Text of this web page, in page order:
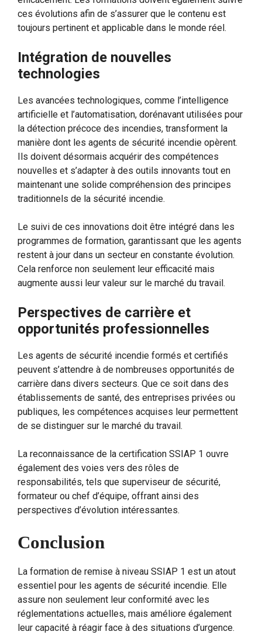
ces évolutions afin de s’assurer que le contenu est
toujours pertinent et applicable dans le monde réel.
Intégration de nouvelles
technologies
Les avancées technologiques, comme l’intelligence
artificielle et l’automatisation, dorénavant utilisées pour
la détection précoce des incendies, transforment la
manière dont les agents de sécurité incendie opèrent.
Ils doivent désormais acquérir des compétences
nouvelles et s’adapter à des outils innovants tout en
maintenant une solide compréhension des principes
traditionnels de la sécurité incendie.
Le suivi de ces innovations doit être intégré dans les
programmes de formation, garantissant que les agents
restent à jour dans un secteur en constante évolution.
Cela renforce non seulement leur efficacité mais
augmente aussi leur valeur sur le marché du travail.
Perspectives de carrière et
opportunités professionnelles
Les agents de sécurité incendie formés et certifiés
peuvent s’attendre à de nombreuses opportunités de
carrière dans divers secteurs. Que ce soit dans des
établissements de santé, des entreprises privées ou
publiques, les compétences acquises leur permettent
de se distinguer sur le marché du travail.
La reconnaissance de la certification SSIAP 1 ouvre
également des voies vers des rôles de
responsabilités, tels que superviseur de sécurité,
formateur ou chef d’équipe, offrant ainsi des
perspectives d’évolution intéressantes.
Conclusion
La formation de remise à niveau SSIAP 1 est un atout
essentiel pour les agents de sécurité incendie. Elle
assure non seulement leur conformité avec les
réglementations actuelles, mais améliore également
leur capacité à réagir face à des situations d’urgence.